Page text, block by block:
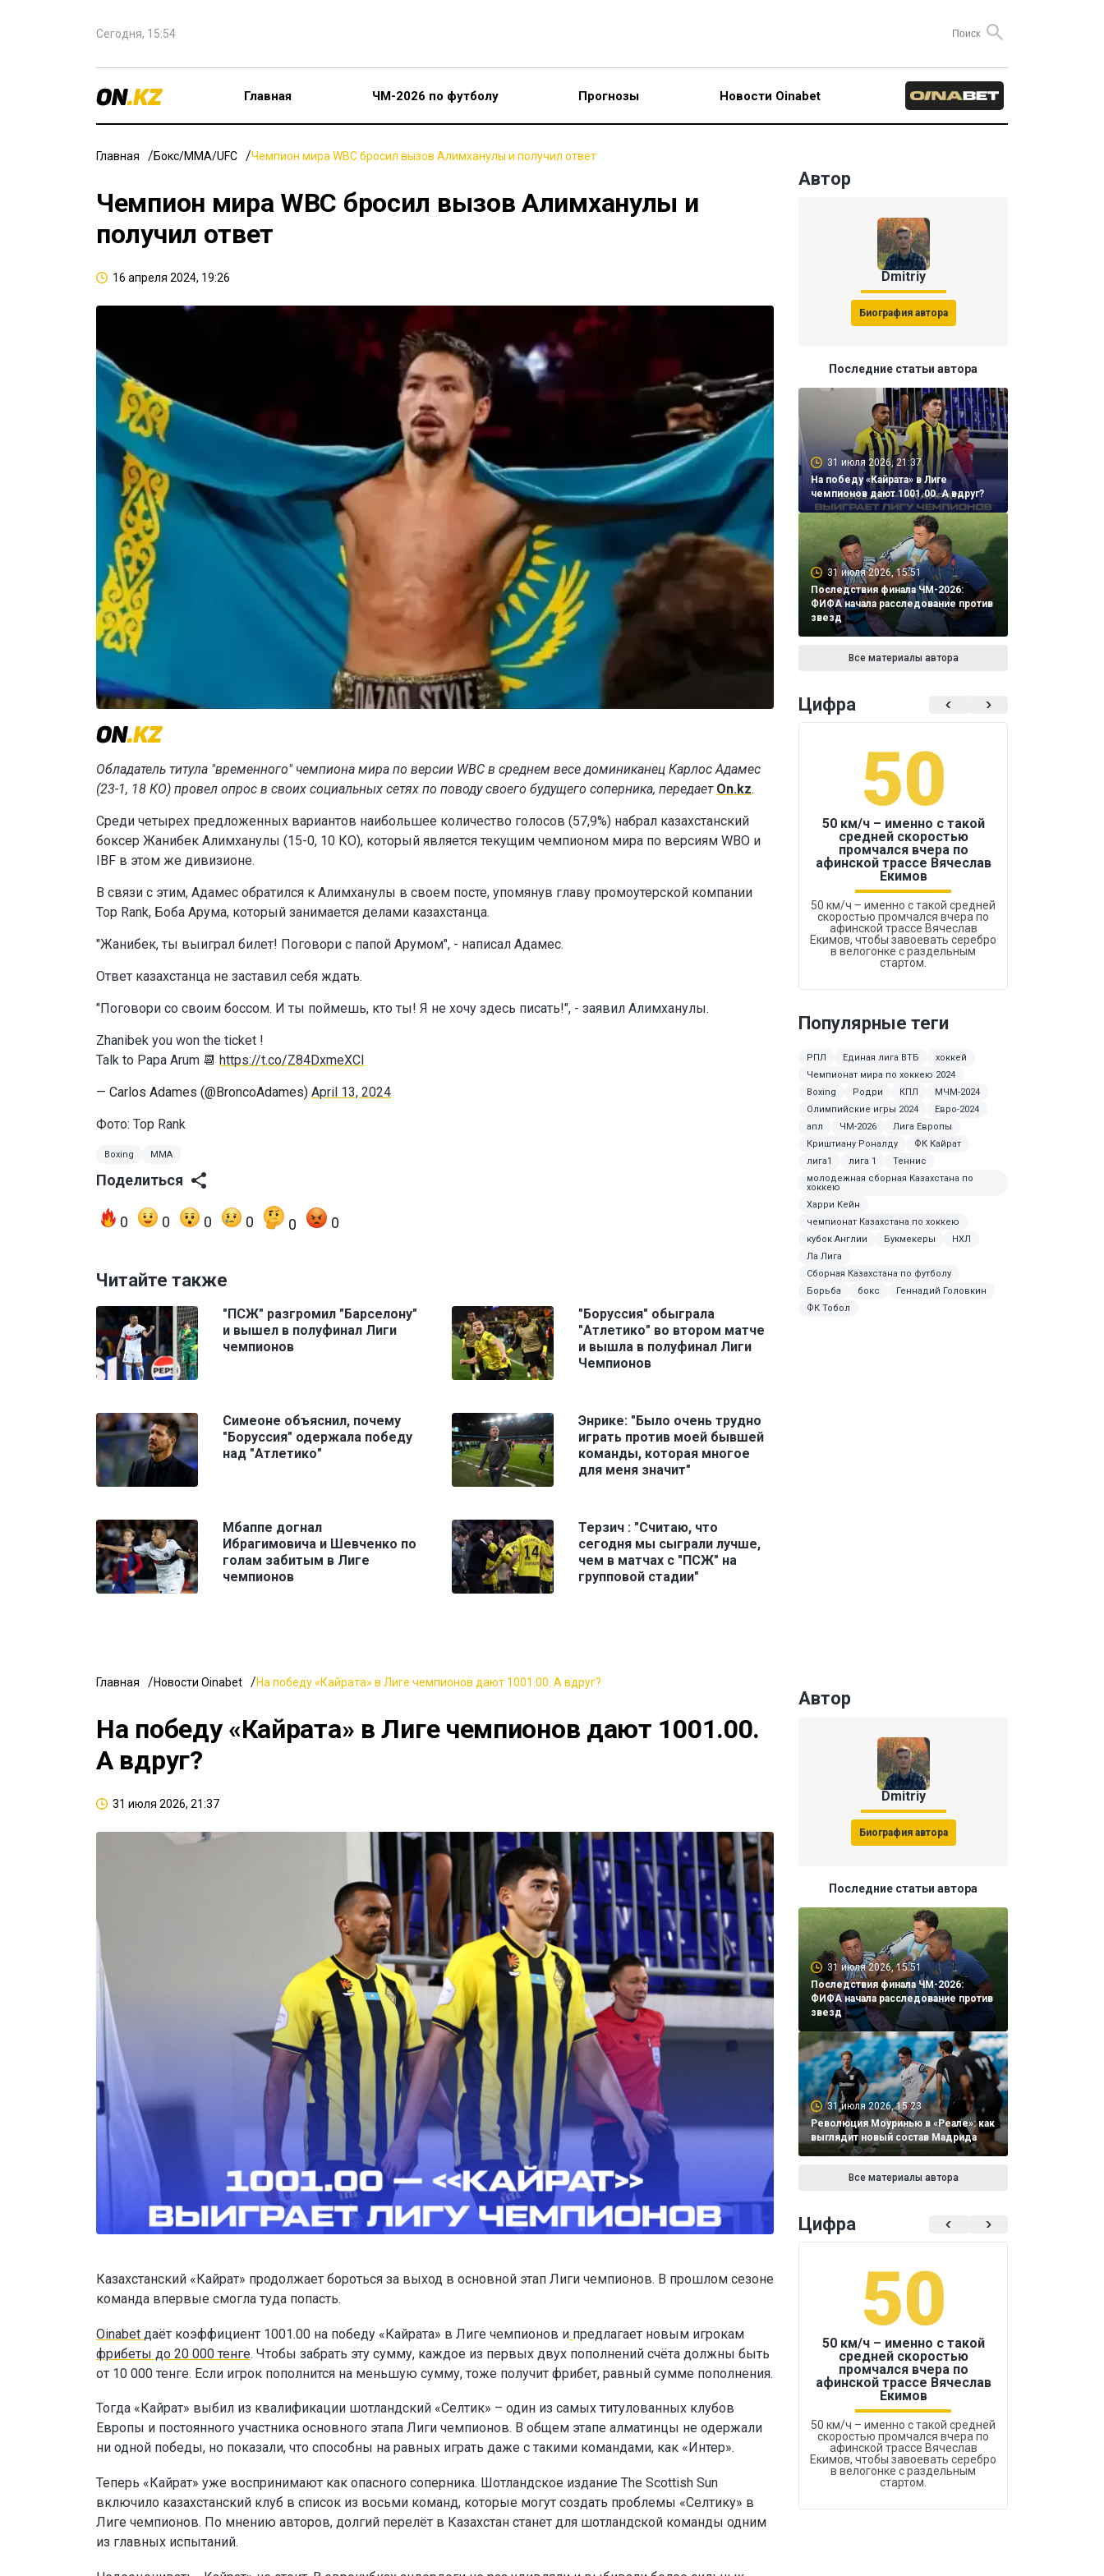
Сегодня, 15:54
Главная ЧМ-2026 по футболу Прогнозы Новости Oinabet
Главная Бокс/ММА/UFC Чемпион мира WBC бросил вызов Алимханулы и получил ответ
Чемпион мира WBC бросил вызов Алимханулы и
получил ответ
16 апреля 2024, 19:26
Обладатель титула "временного" чемпиона мира по версии WBC в среднем весе доминиканец Карлос Адамес
(23-1, 18 КО) провел опрос в своих социальных сетях по поводу своего будущего соперника, передает On.kz.
Среди четырех предложенных вариантов наибольшее количество голосов (57,9%) набрал казахстанский
боксер Жанибек Алимханулы (15-0, 10 КО), который является текущим чемпионом мира по версиям WBO и
IBF в этом же дивизионе.
В связи с этим, Адамес обратился к Алимханулы в своем посте, упомянув главу промоутерской компании
Top Rank, Боба Арума, который занимается делами казахстанца.
"Жанибек, ты выиграл билет! Поговори с папой Арумом", - написал Адамес.
Ответ казахстанца не заставил себя ждать.
"Поговори со своим боссом. И ты поймешь, кто ты! Я не хочу здесь писать!", - заявил Алимханулы.
Zhanibek you won the ticket !
Talk to Papa Arum 📆 https://t.co/Z84DxmeXCl
— Carlos Adames (@BroncoAdames) April 13, 2024
Фото: Top Rank
Boxing MMA
Поделиться
0 0 0 0 0 0
Читайте также
"ПСЖ" разгромил "Барселону"
и вышел в полуфинал Лиги
чемпионов
"Боруссия" обыграла
"Атлетико" во втором матче
и вышла в полуфинал Лиги
Чемпионов
Симеоне объяснил, почему
"Боруссия" одержала победу
над "Атлетико"
Энрике: "Было очень трудно
играть против моей бывшей
команды, которая многое
для меня значит"
Мбаппе догнал
Ибрагимовича и Шевченко по
голам забитым в Лиге
чемпионов
Терзич : "Считаю, что
сегодня мы сыграли лучше,
чем в матчах с "ПСЖ" на
групповой стадии"
Автор
Dmitriy
Биография автора
Последние статьи автора
31 июля 2026, 21:37
На победу «Кайрата» в Лиге
чемпионов дают 1001.00. А вдруг?
31 июля 2026, 15:51
Последствия финала ЧМ-2026:
ФИФА начала расследование против
звезд
Все материалы автора
Цифра
50
50 км/ч – именно с такой
средней скоростью
промчался вчера по
афинской трассе Вячеслав
Екимов
50 км/ч – именно с такой средней
скоростью промчался вчера по
афинской трассе Вячеслав
Екимов, чтобы завоевать серебро
в велогонке с раздельным
стартом.
Популярные теги
РПЛ Единая лига ВТБ
хоккей
Чемпионат мира по хоккею 2024
Boxing
Родри КПЛ
МЧМ-2024
Олимпийские игры 2024
Евро-2024
апл
ЧМ-2026
Лига Европы
Криштиану Роналду
ФК Кайрат
лига1
лига 1
Теннис
молодежная сборная Казахстана по
хоккею
Харри Кейн
чемпионат Казахстана по хоккею
кубок Англии
Букмекеры
НХЛ
Ла Лига
Сборная Казахстана по футболу
Борьба
бокс
Геннадий Головкин
ФК Тобол
Главная Новости Oinabet На победу «Кайрата» в Лиге чемпионов дают 1001.00. А вдруг?
На победу «Кайрата» в Лиге чемпионов дают 1001.00.
А вдруг?
31 июля 2026, 21:37
Казахстанский «Кайрат» продолжает бороться за выход в основной этап Лиги чемпионов. В прошлом сезоне
команда впервые смогла туда попасть.
Oinabet даёт коэффициент 1001.00 на победу «Кайрата» в Лиге чемпионов и предлагает новым игрокам
фрибеты до 20 000 тенге. Чтобы забрать эту сумму, каждое из первых двух пополнений счёта должны быть
от 10 000 тенге. Если игрок пополнится на меньшую сумму, тоже получит фрибет, равный сумме пополнения.
Тогда «Кайрат» выбил из квалификации шотландский «Селтик» – один из самых титулованных клубов
Европы и постоянного участника основного этапа Лиги чемпионов. В общем этапе алматинцы не одержали
ни одной победы, но показали, что способны на равных играть даже с такими командами, как «Интер».
Теперь «Кайрат» уже воспринимают как опасного соперника. Шотландское издание The Scottish Sun
включило казахстанский клуб в список из восьми команд, которые могут создать проблемы «Селтику» в
Лиге чемпионов. По мнению авторов, долгий перелёт в Казахстан станет для шотландской команды одним
из главных испытаний.
Автор
Dmitriy
Биография автора
Последние статьи автора
31 июля 2026, 15:51
Последствия финала ЧМ-2026:
ФИФА начала расследование против
звезд
31 июля 2026, 15:23
Революция Моуринью в «Реале»: как
выглядит новый состав Мадрида
Все материалы автора
Цифра
50
50 км/ч – именно с такой
средней скоростью
промчался вчера по
афинской трассе Вячеслав
Екимов
50 км/ч – именно с такой средней
скоростью промчался вчера по
афинской трассе Вячеслав
Екимов, чтобы завоевать серебро
в велогонке с раздельным
стартом.